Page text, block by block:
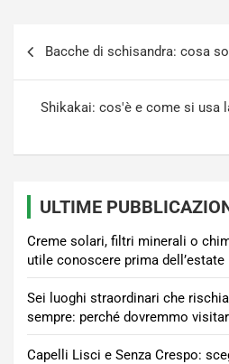
Bacche di schisandra: cosa
Shikakai: cos'è e come si usa
ULTIME
Creme solari, filtri minerali o
utile conoscere prima dell’estate
Sei luoghi straordinari che
sempre: perché dovremmo
Capelli Lisci e Senza Crespo: